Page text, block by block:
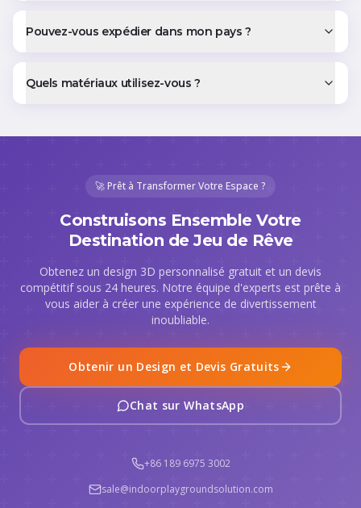
Pouvez-vous expédier dans mon pays ?
Quels matériaux utilisez-vous ?
🚀 Prêt à Transformer Votre Espace ?
Construisons Ensemble Votre
Destination de Jeu de Rêve
Obtenez un design 3D personnalisé gratuit et un devis
compétitif sous 24 heures. Notre équipe d'experts est prête à
vous aider à créer une expérience de divertissement
inoubliable.
Obtenir un Design et Devis Gratuits
Chat sur WhatsApp
+86 189 6975 3002
sale@indoorplaygroundsolution.com